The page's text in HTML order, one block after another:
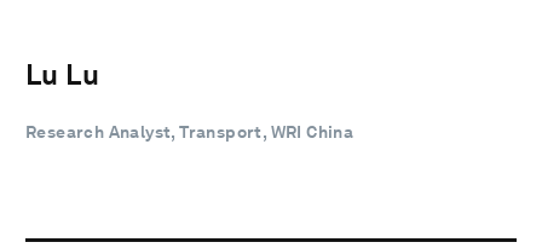
Lu Lu
Research Analyst, Transport, WRI China